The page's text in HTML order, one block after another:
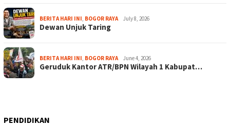
BERITA HARI INI, BOGOR RAYA July 8, 2026
Dewan Unjuk Taring
BERITA HARI INI, BOGOR RAYA June 4, 2026
Geruduk Kantor ATR/BPN Wilayah 1 Kabupat…
PENDIDIKAN